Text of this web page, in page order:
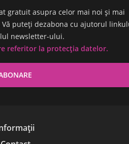
gratuit asupra celor mai noi și mai
puteți dezabona cu ajutorul
newsletter-ului.
referitor la protecția datelor.